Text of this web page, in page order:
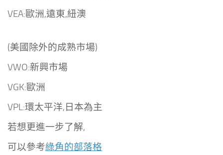
VEA:歐洲,遠東,紐澳
(美國除外的成熟市場)
VWO:新興市場
VGK:歐洲
VPL:環太平洋,日本為主
若想更進一步了解,
可以參考綠角的部落格